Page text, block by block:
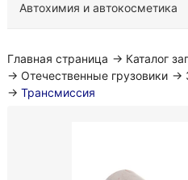
Автохимия и автокосметика
Главная страница → Каталог
→ Отечественные грузовики →
→ Трансмиссия